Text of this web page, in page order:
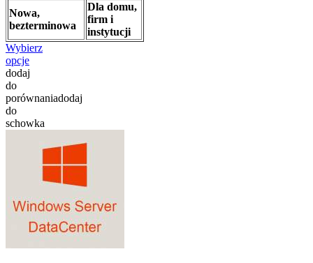
Nowa,
bezterminowa
Dla domu,
firm i
instytucji
Wybierz
opcje
dodaj
do
porównaniadodaj
do
schowka